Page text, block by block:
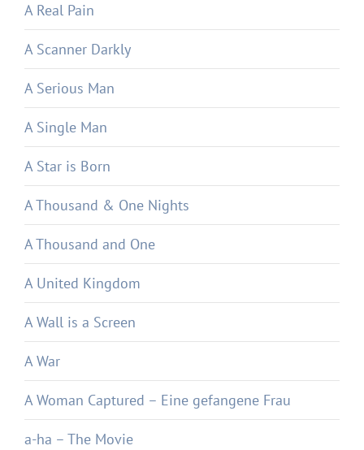
A Real Pain
A Scanner Darkly
A Serious Man
A Single Man
A Star is Born
A Thousand & One Nights
A Thousand and One
A United Kingdom
A Wall is a Screen
A War
A Woman Captured – Eine gefangene Frau
a-ha – The Movie